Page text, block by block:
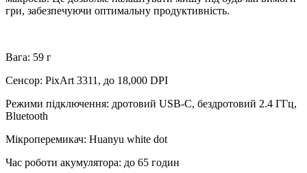
гри, забезпечуючи оптимальну продуктивність.
Вага: 59 г
Сенсор: PixArt 3311, до 18,000 DPI
Режими підключення: дротовий USB-C, бездротовий 2.4 ГГц,
Bluetooth
Мікроперемикач: Huanyu white dot
Час роботи акумулятора: до 65 годин